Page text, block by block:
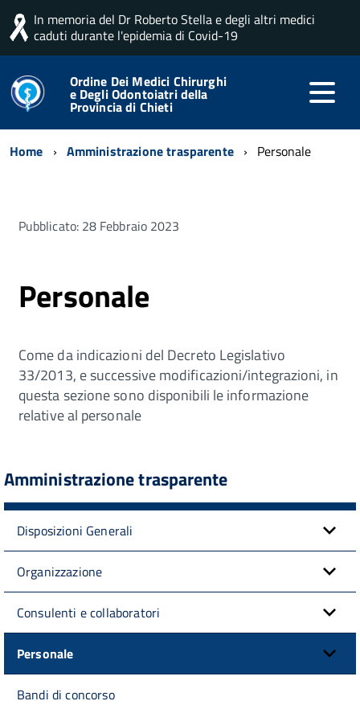
In memoria del Dr Roberto Stella e degli altri medici
caduti durante l'epidemia di Covid-19
Ordine Dei Medici Chirurghi
e Degli Odontoiatri della
Provincia di Chieti
Home Amministrazione trasparente Personale
Pubblicato: 28 Febbraio 2023
Personale
Come da indicazioni del Decreto Legislativo
33/2013, e successive modificazioni/integrazioni, in
questa sezione sono disponibili le informazione
relative al personale
Amministrazione trasparente
Disposizioni Generali
Organizzazione
Consulenti e collaboratori
Personale
Bandi di concorso